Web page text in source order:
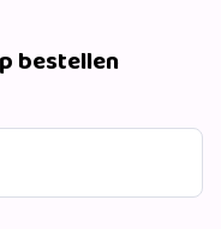
bestellen